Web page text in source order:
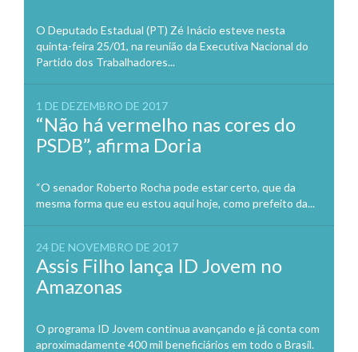
O Deputado Estadual (PT) Zé Inácio esteve nesta
quinta-feira 25/01, na reunião da Executiva Nacional do
Partido dos Trabalhadores...
1 DE DEZEMBRO DE 2017
“Não há vermelho nas cores do
PSDB”, afirma Doria
“O senador Roberto Rocha pode estar certo, que da
mesma forma que eu estou aqui hoje, como prefeito da...
24 DE NOVEMBRO DE 2017
Assis Filho lança ID Jovem no
Amazonas
O programa ID Jovem continua avançando e já conta com
aproximadamente 400 mil beneficiários em todo o Brasil.